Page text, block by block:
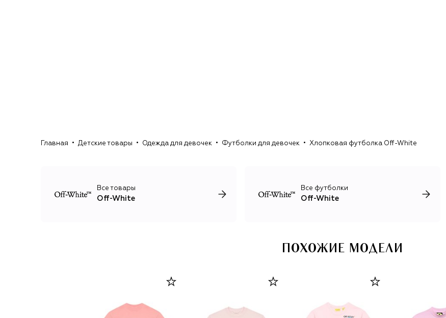
руководством бренд сохранил мультидисциплинарный
благодаря которому визуальный язык бренда
существенно обогатился.
Главная Детские товары Одежда для девочек Футболки для девочек Хлопковая футболка Off-White
Все товары
Off-White
Все футболки
Off-White
ПОХОЖИЕ МОДЕЛИ